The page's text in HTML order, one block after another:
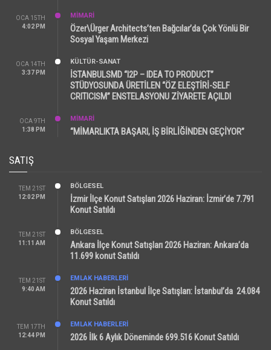
OCA 15TH
4:02 PM
MİMARİ
Özer\Ürger Architects’ten Bağcılar’da Çok Yönlü Bir
Sosyal Yaşam Merkezi
OCA 14TH
3:37 PM
KÜLTÜR-SANAT
İSTANBULSMD “I2P – IDEA TO PRODUCT”
STÜDYOSUNDA ÜRETİLEN “ÖZ ELEŞTİRİ-SELF
CRITICISM” ENSTELASYONU ZİYARETE AÇILDI
OCA 9TH
1:38 PM
MİMARİ
“MİMARLIKTA BAŞARI, İŞ BİRLİĞİNDEN GEÇİYOR”
SATIŞ
TEM 21ST
12:02 PM
BÖLGESEL
İzmir İlçe Konut Satışları 2026 Haziran: İzmir’de 7.791
Konut Satıldı
TEM 21ST
11:11 AM
BÖLGESEL
Ankara İlçe Konut Satışları 2026 Haziran: Ankara’da
11.699 konut Satıldı
TEM 21ST
9:40 AM
EMLAK HABERLERI
2026 Haziran İstanbul İlçe Satışları: İstanbul’da 24.084
Konut Satıldı
TEM 17TH
12:44 PM
EMLAK HABERLERI
2026 İlk 6 Aylık Döneminde 699.516 Konut Satıldı